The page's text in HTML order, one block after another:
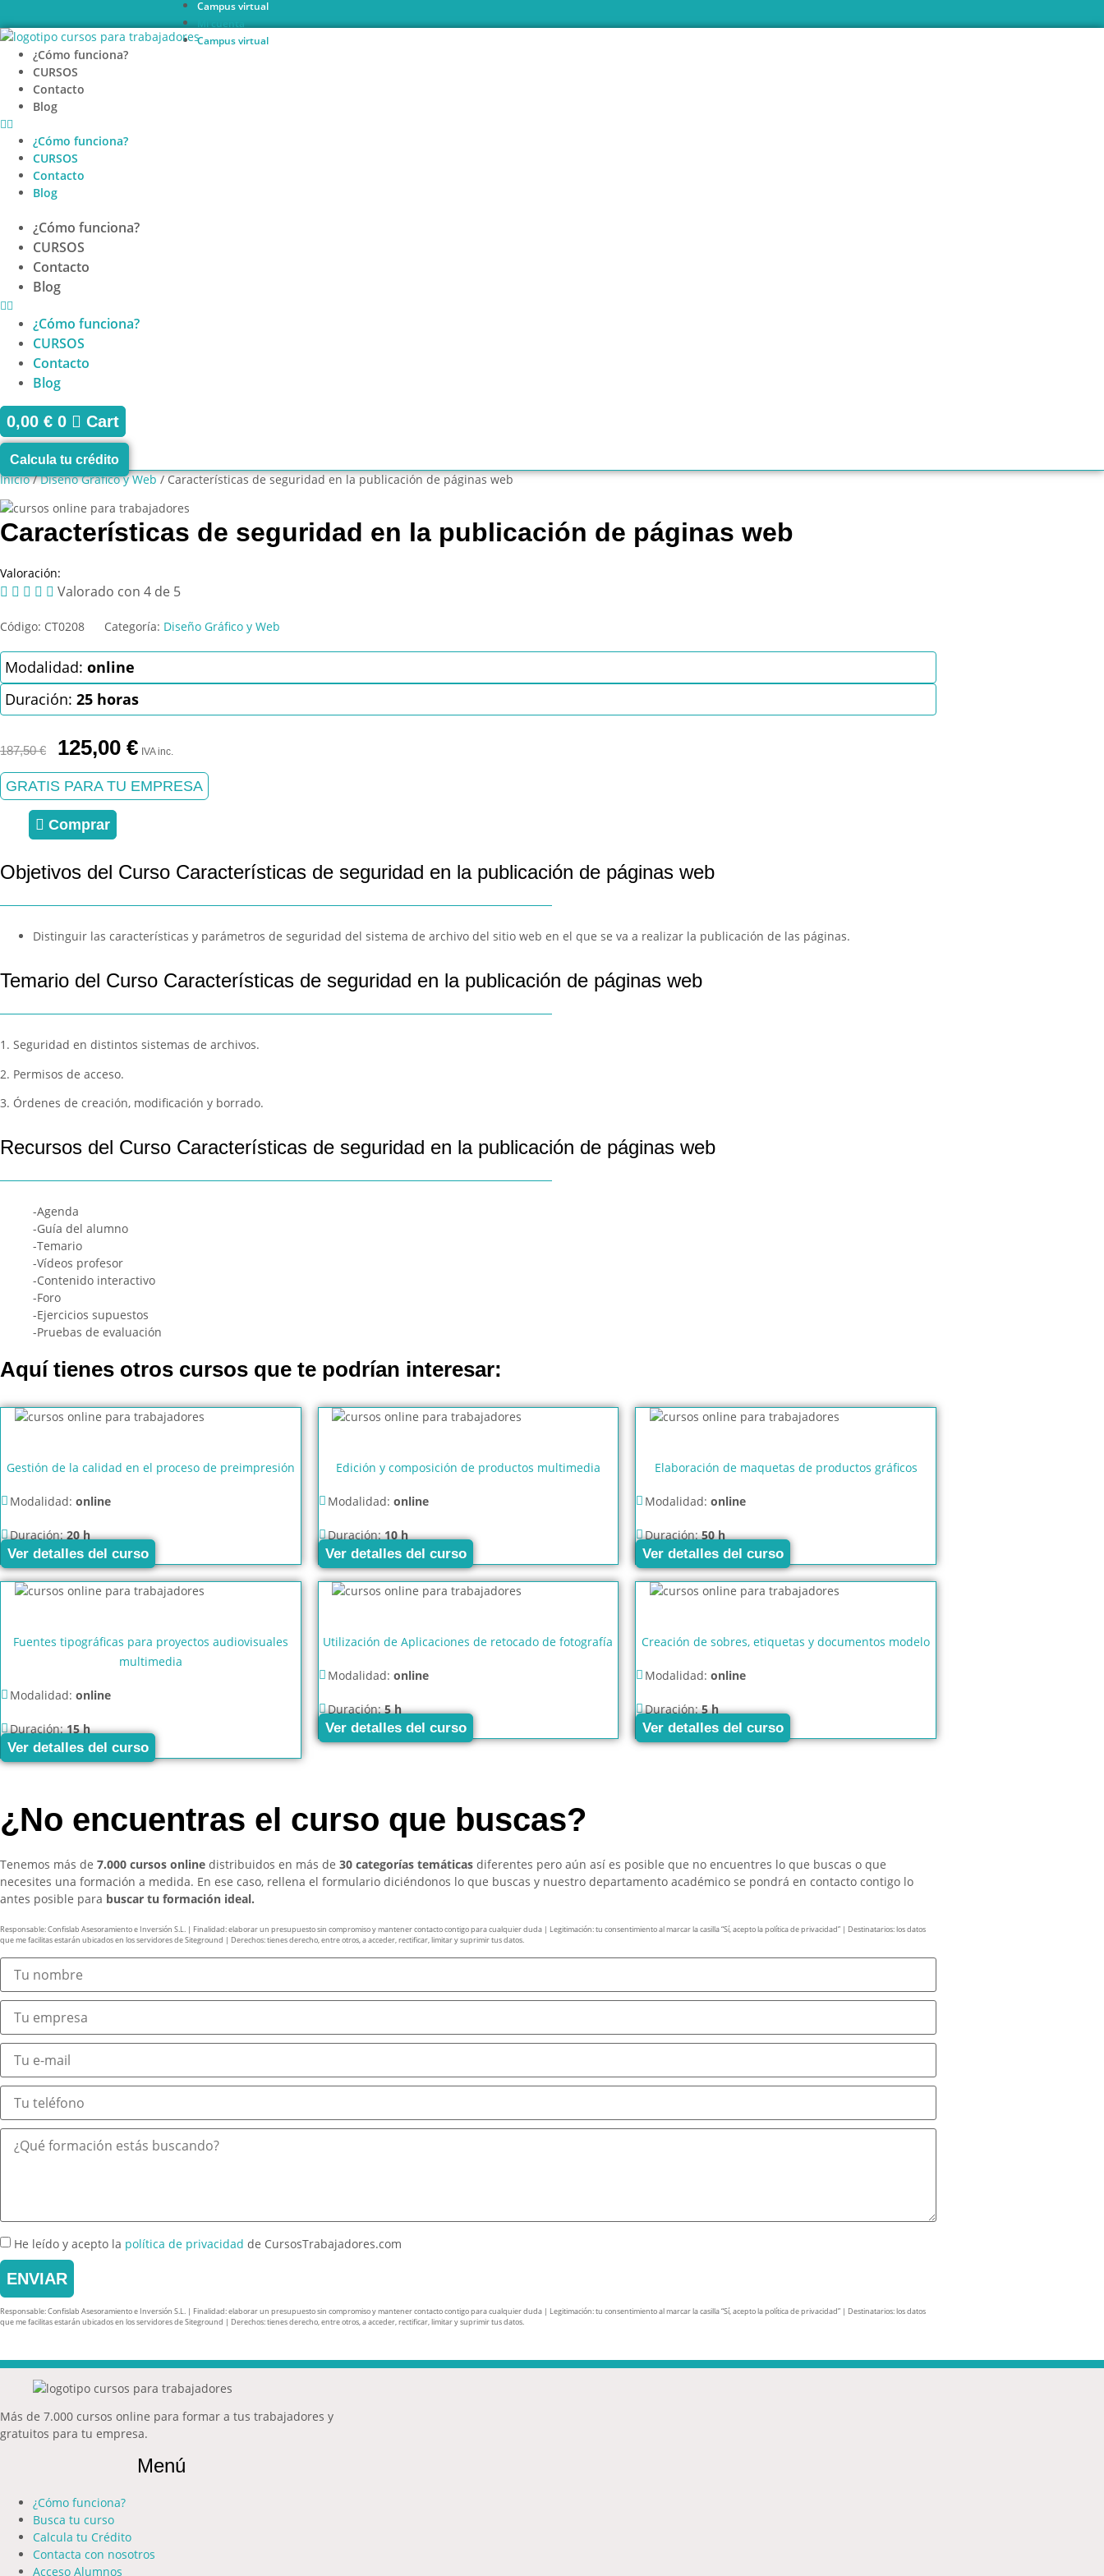
al
contenido
Campus virtual
Mi cuenta
Campus virtual
¿Cómo funciona?
CURSOS
Contacto
Blog
¿Cómo funciona?
CURSOS
Contacto
Blog
¿Cómo funciona?
CURSOS
Contacto
Blog
¿Cómo funciona?
CURSOS
Contacto
Blog
0,00 € 0 Cart
Calcula tu crédito
Inicio/Diseño Gráfico y Web/ Características de seguridad en la publicación de páginas web
Características de seguridad en la publicación de páginas web
Valoración:
     Valorado con 4 de 5
Código: CT0208 Categoría: Diseño Gráfico y Web
Modalidad: online
Duración: 25 horas
187,50€
El
precio
original
era:
187,50 €.
125,00 €El
precio
actual
es:
IVA inc.
GRATIS PARA TU EMPRESA
Comprar
Objetivos del Curso Características de seguridad en la publicación de páginas web
Distinguir las características y parámetros de seguridad del sistema de archivo del sitio web en el que se va a realizar la publicación de las páginas.
Temario del Curso Características de seguridad en la publicación de páginas web
1. Seguridad en distintos sistemas de archivos.
2. Permisos de acceso.
3. Órdenes de creación, modificación y borrado.
Recursos del Curso Características de seguridad en la publicación de páginas web
-Agenda
-Guía del alumno
-Temario
-Vídeos profesor
-Contenido interactivo
-Foro
-Ejercicios supuestos
-Pruebas de evaluación
Aquí tienes otros cursos que te podrían interesar:
Gestión de la calidad en el proceso de preimpresión
Modalidad: online
Duración:20 h
Ver detalles del curso
Edición y composición de productos multimedia
Modalidad: online
Duración:10 h
Ver detalles del curso
Elaboración de maquetas de productos gráficos
Modalidad:online
Duración:50 h
Ver detalles del curso
Fuentes tipográficas para proyectos audiovisuales
multimedia
Modalidad: online
Duración:15 h
Ver detalles del curso
Utilización de Aplicaciones de retocado de fotografía
Modalidad: online
Duración:5 h
Ver detalles del curso
Creación de sobres, etiquetas y documentos modelo
Modalidad:online
Duración:5 h
Ver detalles del curso
¿No encuentras el curso que buscas?
Tenemos más de 7.000 cursos online distribuidos en más de 30 categorías temáticas diferentes pero aún así es posible que no encuentres lo que buscas o que
necesites una formación a medida. En ese caso, rellena el formulario diciéndonos lo que buscas y nuestro departamento académico se pondrá en contacto contigo lo
antes posible para buscar tu formación ideal.
Responsable: Confislab Asesoramiento e Inversión S.L. | Finalidad: elaborar un presupuesto sin compromiso y mantener contacto contigo para cualquier duda | Legitimación: tu consentimiento al marcar la casilla “Sí, acepto la política de privacidad” | Destinatarios: los datos
que me facilitas estarán ubicados en los servidores de Siteground | Derechos: tienes derecho, entre otros, a acceder, rectificar, limitar y suprimir tus datos.
He leído y acepto la política de privacidad de CursosTrabajadores.com
ENVIAR
Responsable: Confislab Asesoramiento e Inversión S.L. | Finalidad: elaborar un presupuesto sin compromiso y mantener contacto contigo para cualquier duda | Legitimación: tu consentimiento al marcar la casilla “Sí, acepto la política de privacidad” | Destinatarios: los datos
que me facilitas estarán ubicados en los servidores de Siteground | Derechos: tienes derecho, entre otros, a acceder, rectificar, limitar y suprimir tus datos.
Más de 7.000 cursos online para formar a tus trabajadores y
gratuitos para tu empresa.
Menú
¿Cómo funciona?
Busca tu curso
Calcula tu Crédito
Contacta con nosotros
Acceso Alumnos